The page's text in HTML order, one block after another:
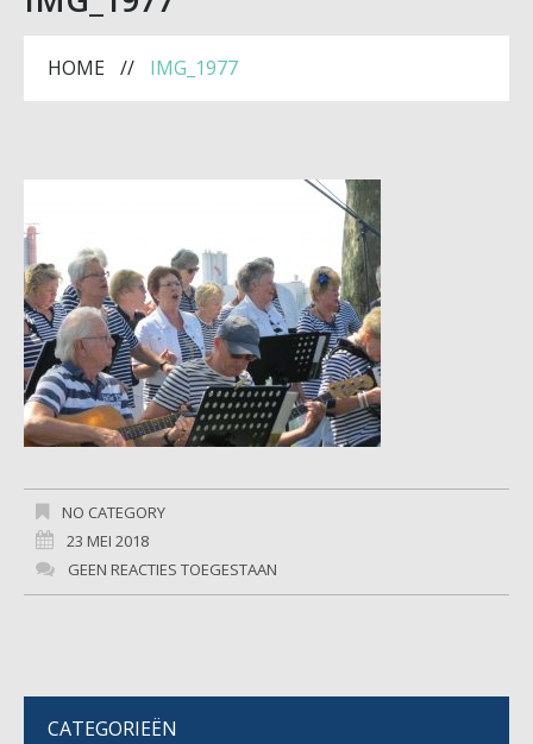
HOME IMG_1977
NO CATEGORY
23 MEI 2018
GEEN REACTIES TOEGESTAAN
CATEGORIEËN